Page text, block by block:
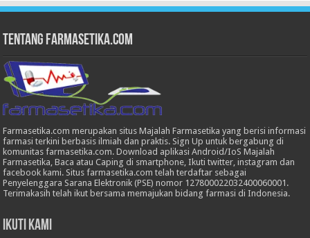
Tentang Farmasetika.com
Farmasetika.com merupakan situs Majalah Farmasetika yang berisi informasi
farmasi terkini berbasis ilmiah dan praktis. Sign Up untuk bergabung di
komunitas farmasetika.com. Download aplikasi Android/IoS Majalah
Farmasetika, Baca atau Caping di smartphone, Ikuti twitter, instagram dan
facebook kami. Situs farmasetika.com telah terdaftar sebagai
Penyelenggara Sarana Elektronik (PSE) nomor 127800022032400060001.
Terimakasih telah ikut bersama memajukan bidang farmasi di Indonesia.
Ikuti Kami